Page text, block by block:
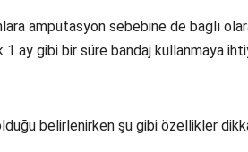
ampütasyon sebebine de bağlı
1 ay gibi bir süre bandaj kullanmaya
belirlenirken şu gibi özellikler